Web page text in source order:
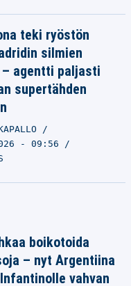
teki ryöstön
silmien
agentti paljasti
supertähden
- 09:56
boikotoida
– nyt Argentiina
vahvan